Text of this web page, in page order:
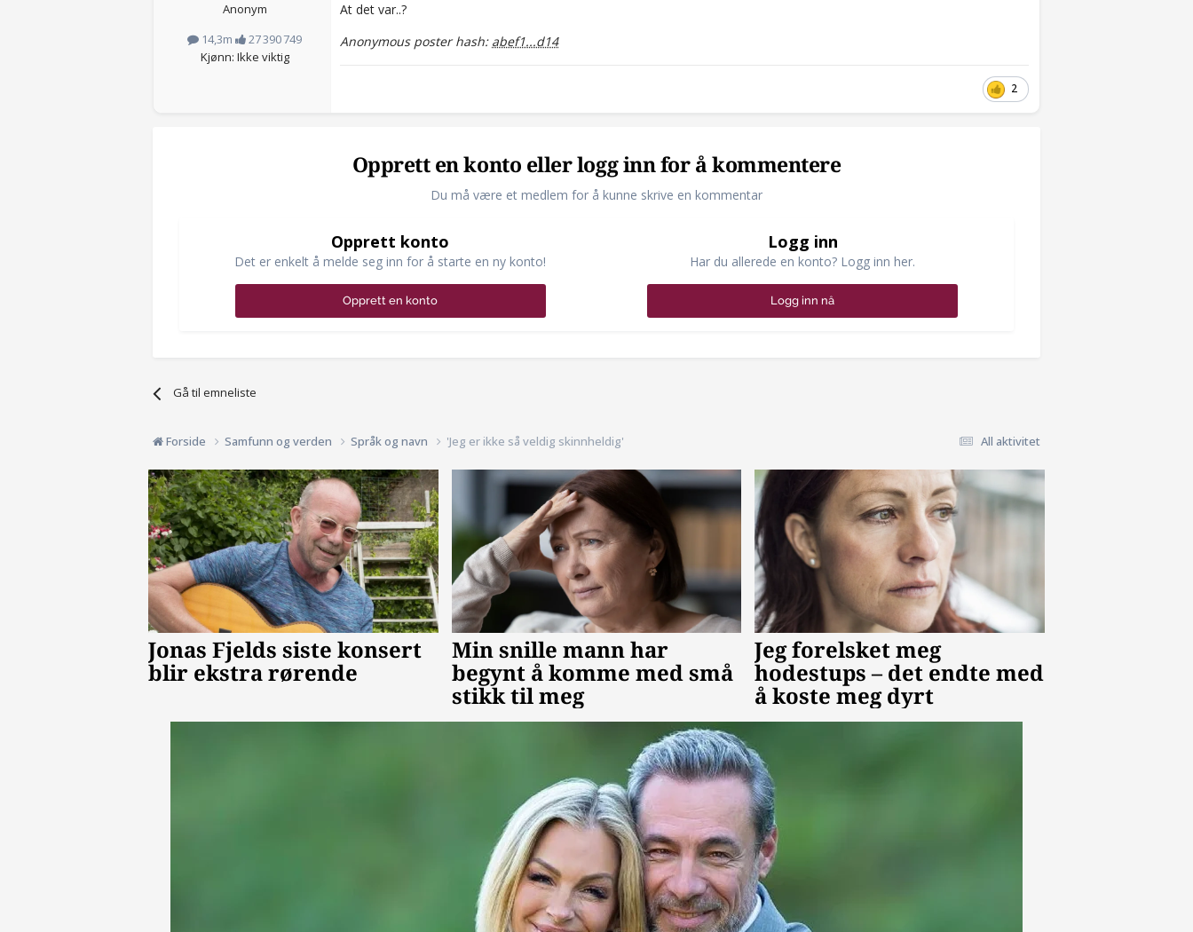
Anonym
14,3m
27 390 749
Kjønn: Ikke viktig
At det var..?
Anonymous poster hash: abef1...d14
2
Opprett en konto eller logg inn for å kommentere
Du må være et medlem for å kunne skrive en kommentar
Opprett konto
Det er enkelt å melde seg inn for å starte en ny konto!
Opprett en konto
Logg inn
Har du allerede en konto? Logg inn her.
Logg inn nå
Gå til emneliste
All aktivitet
Forside Samfunn og verden Språk og navn 'Jeg er ikke så veldig skinnheldig'